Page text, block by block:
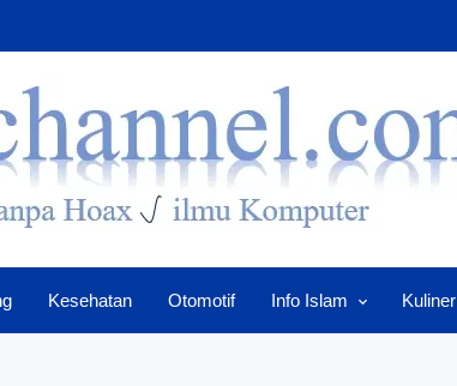
Kesehatan Otomotif Info Islam Kuliner